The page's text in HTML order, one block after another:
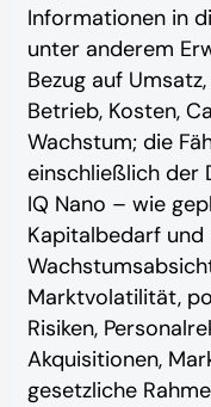
Informationen in
unter anderem
Bezug auf
Betrieb, Kosten,
Wachstum; die
einschließlich der
IQ Nano – wie
Kapitalbedarf und
Marktvolatilität,
Risiken,
Akquisitionen,
gesetzliche